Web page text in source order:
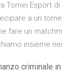
Tornei Esport
a un
fare un
insieme
criminale